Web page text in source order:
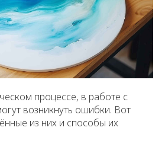
процессе, в работе с
возникнуть ошибки. Вот
из них и способы их